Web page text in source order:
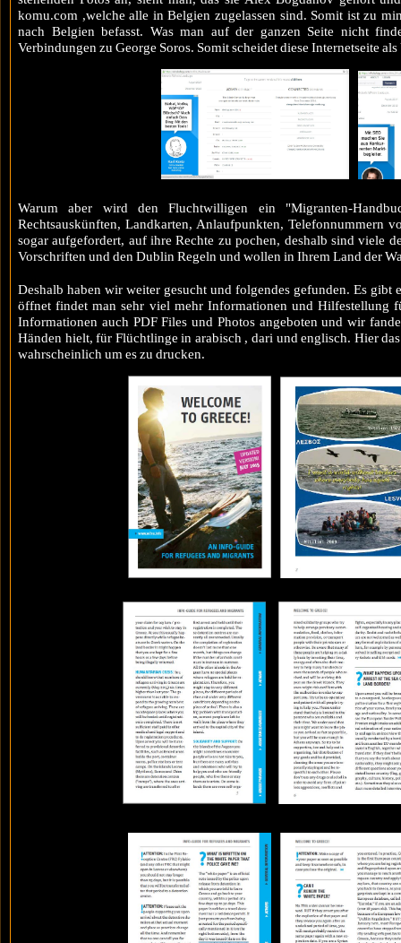
komu.com ,welche alle in Belgien zugelassen sind. Somit ist zu
nach Belgien befasst. Was man auf der ganzen Seite nicht
Verbindungen zu George Soros. Somit scheidet diese Internetseite als
Warum aber wird den Fluchtwilligen ein "Migranten-
Rechtsauskünften, Landkarten, Anlaufpunkten, Telefonnummern
sogar aufgefordert, auf ihre Rechte zu pochen, deshalb sind viele
Vorschriften und den Dublin Regeln und wollen in Ihrem Land der
Deshalb haben wir weiter gesucht und folgendes gefunden. Es gibt
öffnet findet man sehr viel mehr Informationen und Hilfestellung
Informationen auch PDF Files und Photos angeboten und wir
Händen hielt, für Flüchtlinge in arabisch , dari und englisch. Hier
wahrscheinlich um es zu drucken.